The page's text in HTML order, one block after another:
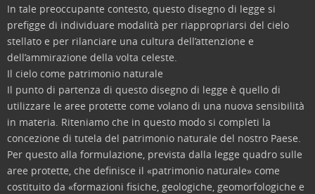
In tale preoccupante contesto, questo disegno di legge si
prefigge di individuare modalità per riappropriarsi del cielo
stellato e per rilanciare una cultura dell’attenzione e
dell’ammirazione della volta celeste.
Il cielo come patrimonio naturale
Il punto di partenza di questo disegno di legge è quello di
utilizzare le aree protette come volano di una nuova sensibilità
in materia. Riteniamo che in questo modo si completi la
concezione di tutela del patrimonio naturale del nostro Paese.
Per questo alla formulazione, prevista dalla legge quadro sulle
aree protette, che definisce il «patrimonio naturale» come
costituito da «formazioni fisiche, geologiche, geomorfologiche e